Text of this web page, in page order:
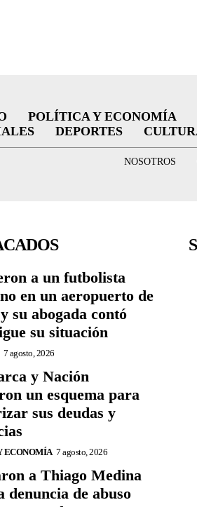
POLÍTICA Y ECONOMÍA
DEPORTES
NOSOTROS
a un futbolista
en un aeropuerto de
su abogada contó
su situación
7 agosto, 2026
y Nación
un esquema para
sus deudas y
ECONOMÍA 7 agosto, 2026
a Thiago Medina
denuncia de abuso